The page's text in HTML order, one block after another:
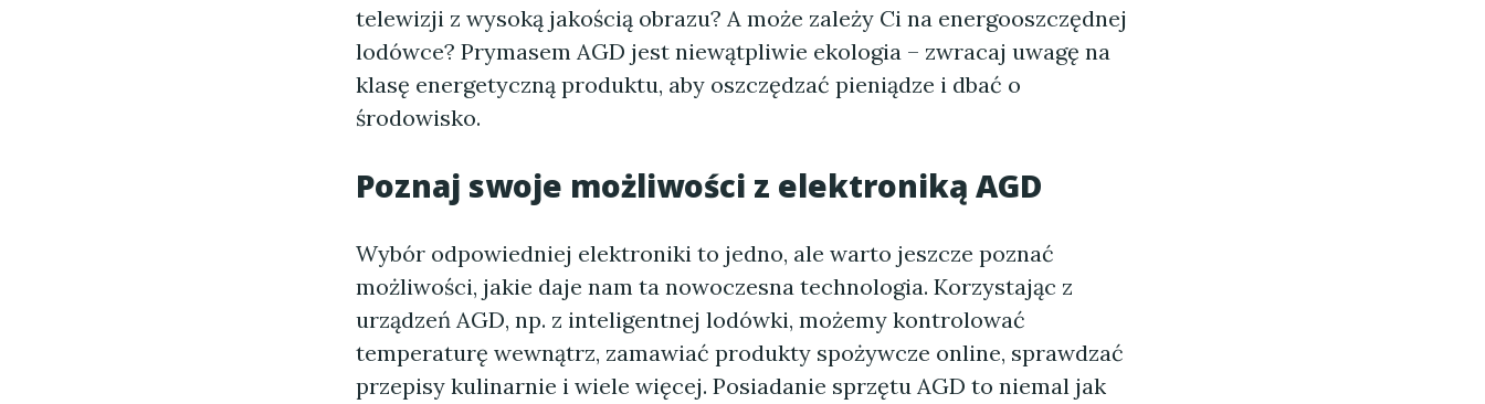
telewizji z wysoką jakością obrazu? A może zależy Ci na energooszczędnej
lodówce? Prymasem AGD jest niewątpliwie ekologia – zwracaj uwagę na
klasę energetyczną produktu, aby oszczędzać pieniądze i dbać o
środowisko.
Poznaj swoje możliwości z elektroniką AGD
Wybór odpowiedniej elektroniki to jedno, ale warto jeszcze poznać
możliwości, jakie daje nam ta nowoczesna technologia. Korzystając z
urządzeń AGD, np. z inteligentnej lodówki, możemy kontrolować
temperaturę wewnątrz, zamawiać produkty spożywcze online, sprawdzać
przepisy kulinarnie i wiele więcej. Posiadanie sprzętu AGD to niemal jak